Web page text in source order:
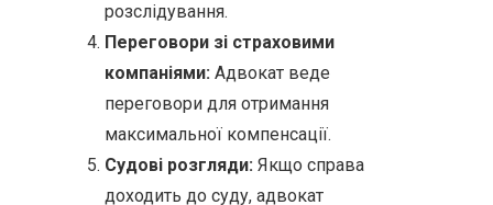
розслідування.
Переговори зі страховими
компаніями: Адвокат веде
переговори для отримання
максимальної компенсації.
Судові розгляди: Якщо справа
доходить до суду, адвокат